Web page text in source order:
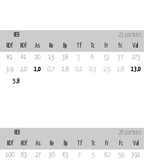
REB
21 partidos
RDf ROf As Re Bp Tf Tc Fr Fc
Val
81 41 20 15 38 3 6 53 37
273
3,9 2,0 1,0 0,7 1,8 0,1 0,3 2,5 1,8
13,0
5,8
REB
26 partidos
RDf ROf As Re Bp Tf Tc Fr Fc
Val
100 63 27 30 63 7 5 82 59
391